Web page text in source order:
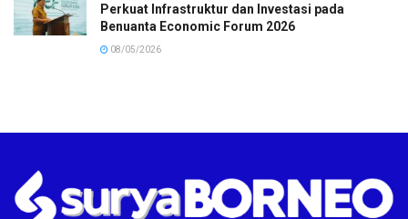
Perkuat Infrastruktur dan Investasi pada
Benuanta Economic Forum 2026
08/05/2026